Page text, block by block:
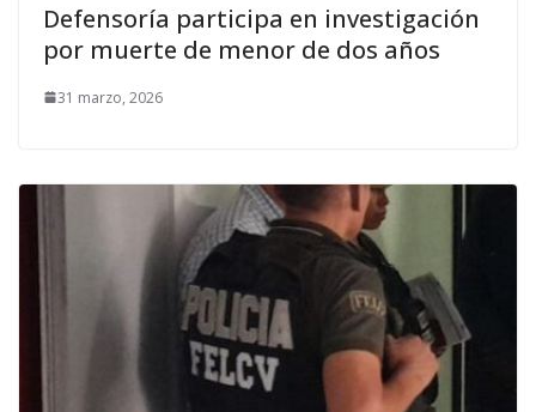
Defensoría participa en investigación
por muerte de menor de dos años
31 marzo, 2026